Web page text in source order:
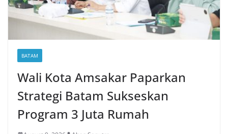
BATAM
Wali Kota Amsakar Paparkan
Strategi Batam Sukseskan
Program 3 Juta Rumah